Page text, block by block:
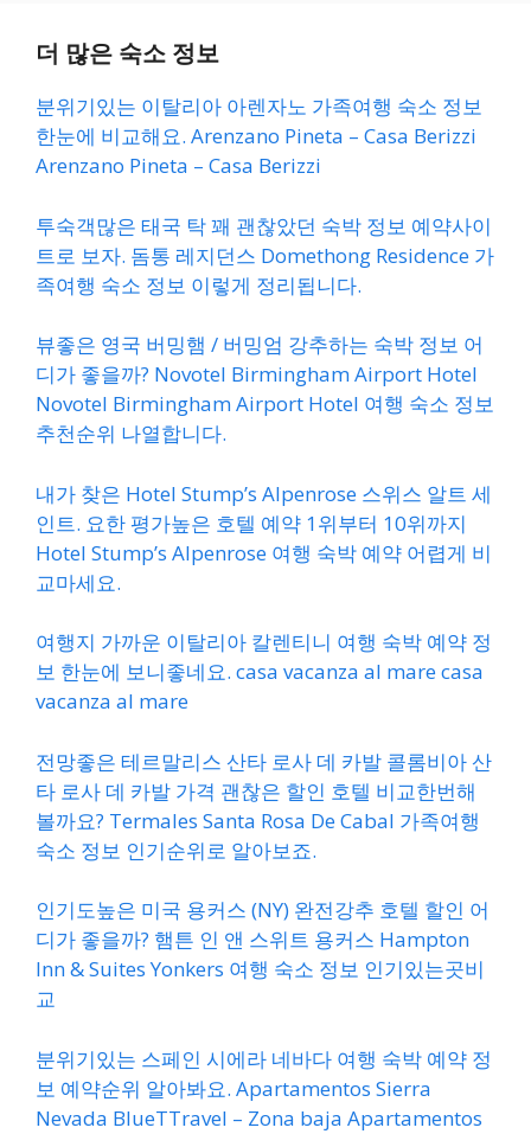
더 많은 숙소 정보
분위기있는 이탈리아 아렌자노 가족여행 숙소 정보
한눈에 비교해요. Arenzano Pineta – Casa Berizzi
Arenzano Pineta – Casa Berizzi
투숙객많은 태국 탁 꽤 괜찮았던 숙박 정보 예약사이
트로 보자. 돔통 레지던스 Domethong Residence 가
족여행 숙소 정보 이렇게 정리됩니다.
뷰좋은 영국 버밍햄 / 버밍엄 강추하는 숙박 정보 어
디가 좋을까? Novotel Birmingham Airport Hotel
Novotel Birmingham Airport Hotel 여행 숙소 정보
추천순위 나열합니다.
내가 찾은 Hotel Stump’s Alpenrose 스위스 알트 세
인트. 요한 평가높은 호텔 예약 1위부터 10위까지
Hotel Stump’s Alpenrose 여행 숙박 예약 어렵게 비
교마세요.
여행지 가까운 이탈리아 칼렌티니 여행 숙박 예약 정
보 한눈에 보니좋네요. casa vacanza al mare casa
vacanza al mare
전망좋은 테르말리스 산타 로사 데 카발 콜롬비아 산
타 로사 데 카발 가격 괜찮은 할인 호텔 비교한번해
볼까요? Termales Santa Rosa De Cabal 가족여행
숙소 정보 인기순위로 알아보죠.
인기도높은 미국 용커스 (NY) 완전강추 호텔 할인 어
디가 좋을까? 햄튼 인 앤 스위트 용커스 Hampton
Inn & Suites Yonkers 여행 숙소 정보 인기있는곳비
교
분위기있는 스페인 시에라 네바다 여행 숙박 예약 정
보 예약순위 알아봐요. Apartamentos Sierra
Nevada BlueTTravel – Zona baja Apartamentos